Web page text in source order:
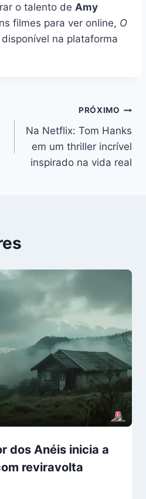
o talento de Amy
filmes para ver online, O
na plataforma
PRÓXIMO
Na Netflix: Tom Hanks
em um thriller incrível
inspirado na vida real
dos Anéis inicia a
reviravolta